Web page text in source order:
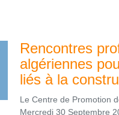
Rencontres
algériennes
liés à la
Le Centre de Promotion
Mercredi 30 Septembre